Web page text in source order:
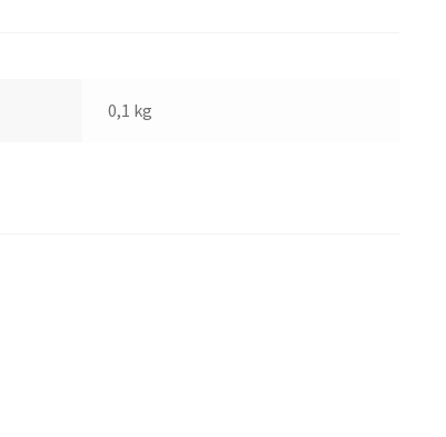
0,1 kg